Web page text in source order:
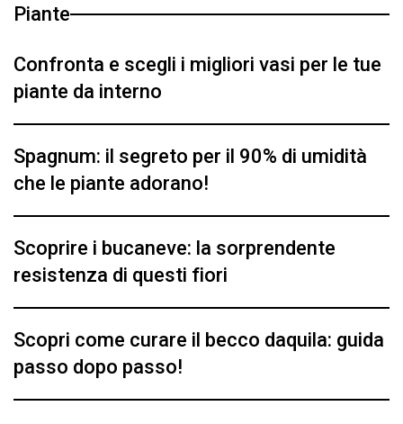
Piante
Confronta e scegli i migliori vasi per le tue
piante da interno
Spagnum: il segreto per il 90% di umidità
che le piante adorano!
Scoprire i bucaneve: la sorprendente
resistenza di questi fiori
Scopri come curare il becco daquila: guida
passo dopo passo!